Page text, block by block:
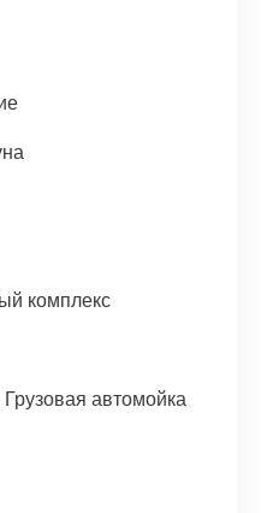
комплекс
автомойка